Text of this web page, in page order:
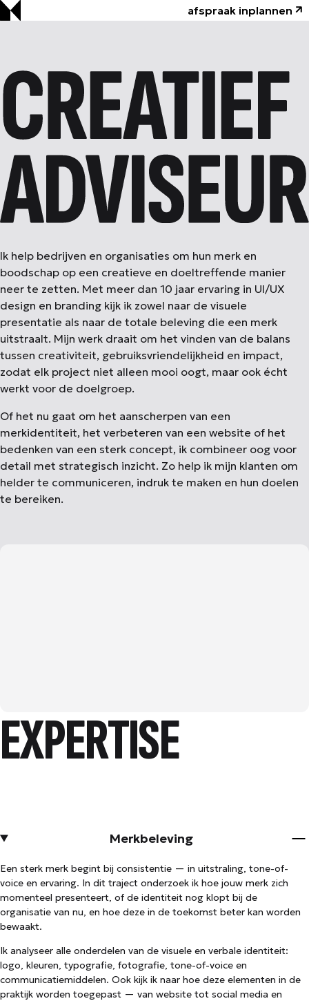
afspraak inplannen
CREATIEF ADVISEUR
Ik help bedrijven en organisaties om hun merk en
boodschap op een creatieve en doeltreffende manier
neer te zetten. Met meer dan 10 jaar ervaring in UI/UX
design en branding kijk ik zowel naar de visuele
presentatie als naar de totale beleving die een merk
uitstraalt. Mijn werk draait om het vinden van de balans
tussen creativiteit, gebruiksvriendelijkheid en impact,
zodat elk project niet alleen mooi oogt, maar ook écht
werkt voor de doelgroep.
Of het nu gaat om het aanscherpen van een
merkidentiteit, het verbeteren van een website of het
bedenken van een sterk concept, ik combineer oog voor
detail met strategisch inzicht. Zo help ik mijn klanten om
helder te communiceren, indruk te maken en hun doelen
te bereiken.
EXPERTISE
Merkbeleving
Een sterk merk begint bij consistentie — in uitstraling, tone-of-
voice en ervaring. In dit traject onderzoek ik hoe jouw merk zich
momenteel presenteert, of de identiteit nog klopt bij de
organisatie van nu, en hoe deze in de toekomst beter kan worden
bewaakt.
Ik analyseer alle onderdelen van de visuele en verbale identiteit:
logo, kleuren, typografie, fotografie, tone-of-voice en
communicatiemiddelen. Ook kijk ik naar hoe deze elementen in de
praktijk worden toegepast — van website tot social media en